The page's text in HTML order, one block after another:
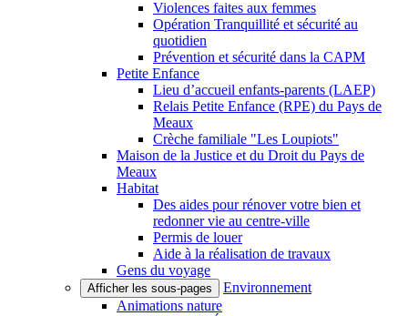
Violences faites aux femmes
Opération Tranquillité et sécurité au
quotidien
Prévention et sécurité dans la CAPM
Petite Enfance
Lieu d’accueil enfants-parents (LAEP)
Relais Petite Enfance (RPE) du Pays de
Meaux
Crèche familiale "Les Loupiots"
Maison de la Justice et du Droit du Pays de
Meaux
Habitat
Des aides pour rénover votre bien et
redonner vie au centre-ville
Permis de louer
Aide à la réalisation de travaux
Gens du voyage
Afficher les sous-pages
Environnement
Animations nature